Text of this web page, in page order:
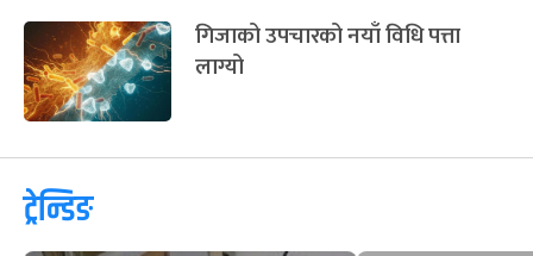
गिजाको उपचारको नयाँ विधि पत्ता
लाग्यो
ट्रेन्डिङ